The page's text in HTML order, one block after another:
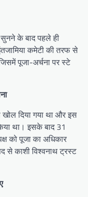
सुनने के बाद पहले ही
कमेटी की तरफ से
पूजा-अर्चना पर स्टे
खोल दिया गया था और इस
था। इसके बाद 31
को पूजा का अधिकार
से काशी विश्वनाथ ट्रस्ट